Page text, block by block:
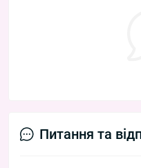
Питання та